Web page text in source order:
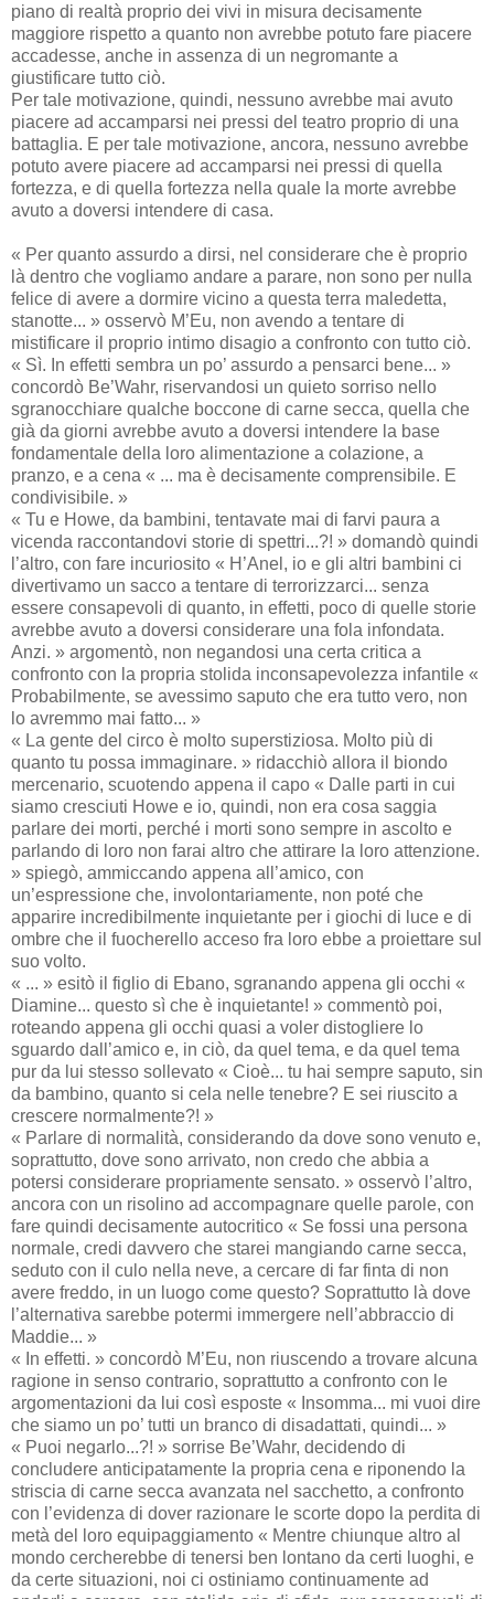
piano di realtà proprio dei vivi in misura decisamente
maggiore rispetto a quanto non avrebbe potuto fare piacere
accadesse, anche in assenza di un negromante a
giustificare tutto ciò.
Per tale motivazione, quindi, nessuno avrebbe mai avuto
piacere ad accamparsi nei pressi del teatro proprio di una
battaglia. E per tale motivazione, ancora, nessuno avrebbe
potuto avere piacere ad accamparsi nei pressi di quella
fortezza, e di quella fortezza nella quale la morte avrebbe
avuto a doversi intendere di casa.
« Per quanto assurdo a dirsi, nel considerare che è proprio
là dentro che vogliamo andare a parare, non sono per nulla
felice di avere a dormire vicino a questa terra maledetta,
stanotte... » osservò M’Eu, non avendo a tentare di
mistificare il proprio intimo disagio a confronto con tutto ciò.
« Sì. In effetti sembra un po’ assurdo a pensarci bene... »
concordò Be’Wahr, riservandosi un quieto sorriso nello
sgranocchiare qualche boccone di carne secca, quella che
già da giorni avrebbe avuto a doversi intendere la base
fondamentale della loro alimentazione a colazione, a
pranzo, e a cena « ... ma è decisamente comprensibile. E
condivisibile. »
« Tu e Howe, da bambini, tentavate mai di farvi paura a
vicenda raccontandovi storie di spettri...?! » domandò quindi
l’altro, con fare incuriosito « H’Anel, io e gli altri bambini ci
divertivamo un sacco a tentare di terrorizzarci... senza
essere consapevoli di quanto, in effetti, poco di quelle storie
avrebbe avuto a doversi considerare una fola infondata.
Anzi. » argomentò, non negandosi una certa critica a
confronto con la propria stolida inconsapevolezza infantile «
Probabilmente, se avessimo saputo che era tutto vero, non
lo avremmo mai fatto... »
« La gente del circo è molto superstiziosa. Molto più di
quanto tu possa immaginare. » ridacchiò allora il biondo
mercenario, scuotendo appena il capo « Dalle parti in cui
siamo cresciuti Howe e io, quindi, non era cosa saggia
parlare dei morti, perché i morti sono sempre in ascolto e
parlando di loro non farai altro che attirare la loro attenzione.
» spiegò, ammiccando appena all’amico, con
un’espressione che, involontariamente, non poté che
apparire incredibilmente inquietante per i giochi di luce e di
ombre che il fuocherello acceso fra loro ebbe a proiettare sul
suo volto.
« ... » esitò il figlio di Ebano, sgranando appena gli occhi «
Diamine... questo sì che è inquietante! » commentò poi,
roteando appena gli occhi quasi a voler distogliere lo
sguardo dall’amico e, in ciò, da quel tema, e da quel tema
pur da lui stesso sollevato « Cioè... tu hai sempre saputo, sin
da bambino, quanto si cela nelle tenebre? E sei riuscito a
crescere normalmente?! »
« Parlare di normalità, considerando da dove sono venuto e,
soprattutto, dove sono arrivato, non credo che abbia a
potersi considerare propriamente sensato. » osservò l’altro,
ancora con un risolino ad accompagnare quelle parole, con
fare quindi decisamente autocritico « Se fossi una persona
normale, credi davvero che starei mangiando carne secca,
seduto con il culo nella neve, a cercare di far finta di non
avere freddo, in un luogo come questo? Soprattutto là dove
l’alternativa sarebbe potermi immergere nell’abbraccio di
Maddie... »
« In effetti. » concordò M’Eu, non riuscendo a trovare alcuna
ragione in senso contrario, soprattutto a confronto con le
argomentazioni da lui così esposte « Insomma... mi vuoi dire
che siamo un po’ tutti un branco di disadattati, quindi... »
« Puoi negarlo...?! » sorrise Be’Wahr, decidendo di
concludere anticipatamente la propria cena e riponendo la
striscia di carne secca avanzata nel sacchetto, a confronto
con l’evidenza di dover razionare le scorte dopo la perdita di
metà del loro equipaggiamento « Mentre chiunque altro al
mondo cercherebbe di tenersi ben lontano da certi luoghi, e
da certe situazioni, noi ci ostiniamo continuamente ad